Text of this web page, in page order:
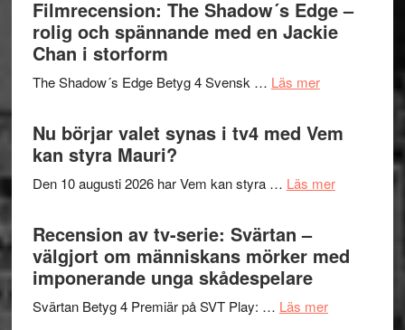
Pöntinen
avslutar
in
till
och
Filmrecension: The Shadow´s Edge –
rolig och spännande med en Jackie
Chan i storform
The Shadow´s Edge Betyg 4 Svensk … Läs merom
Shadow
Edge
och
en
Nu börjar valet synas i tv4 med Vem
kan styra Mauri?
Den 10 augusti 2026 har Vem kan styra … Läs merom
valet
synas
Recension av tv-serie: Svärtan –
välgjort om människans mörker med
imponerande unga skådespelare
Svärtan Betyg 4 Premiär på SVT Play: … Läs merom